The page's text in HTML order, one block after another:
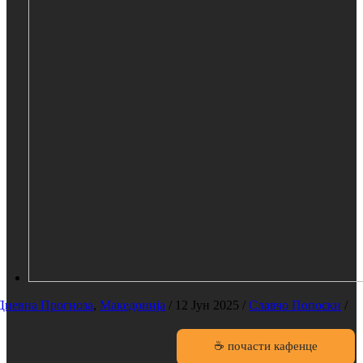
Прогноза,Македонија / 12 Јун 2025 /Славчо Попоски /
☕ почасти кафенце